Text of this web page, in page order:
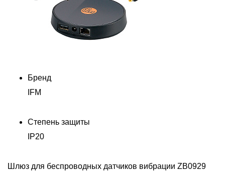
Бренд
IFM
Степень защиты
IP20
Шлюз для беспроводных датчиков вибрации ZB0929